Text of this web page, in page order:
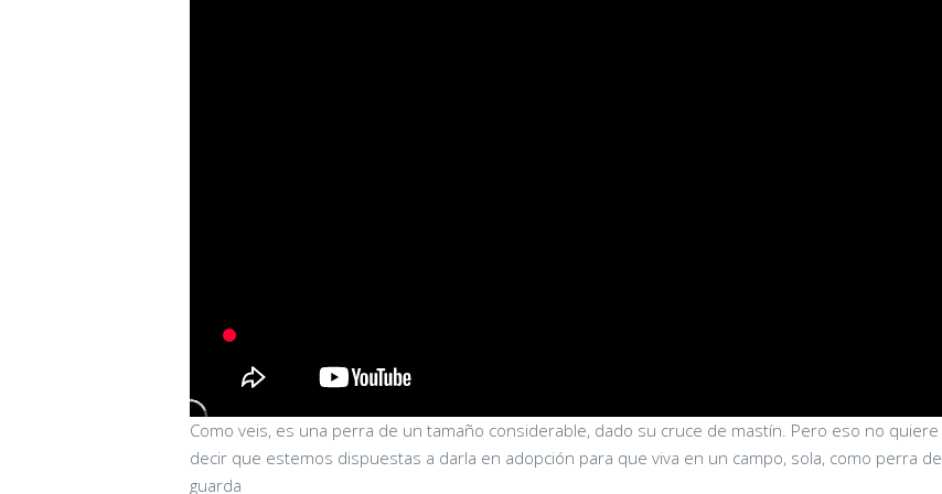
Como veis, es una perra de un tamaño considerable, dado su cruce de mastín. Pero eso no quiere
decir que estemos dispuestas a darla en adopción para que viva en un campo, sola, como perra de
guarda